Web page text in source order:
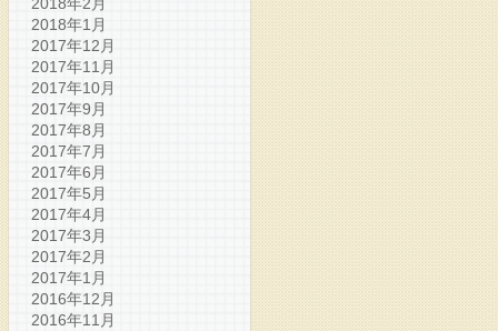
2018年1月
2017年12月
2017年11月
2017年10月
2017年9月
2017年8月
2017年7月
2017年6月
2017年5月
2017年4月
2017年3月
2017年2月
2017年1月
2016年12月
2016年11月